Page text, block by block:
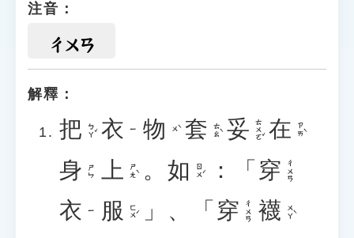
注音：
ㄔㄨㄢ
解釋：
把 ㄅㄚˇ 衣 ㄧ 物 ㄨˋ 套 ㄊㄠˋ 妥 ㄊㄨㄛˇ 在 ㄗㄞˋ
身 ㄕㄣ 上 ㄕㄤˋ 。 如 ㄖㄨˊ ：「 穿 ㄔㄨㄢ
衣 ㄧ 服 ㄈㄨˊ 」、「 穿 ㄔㄨㄢ 襪 ㄨㄚˋ